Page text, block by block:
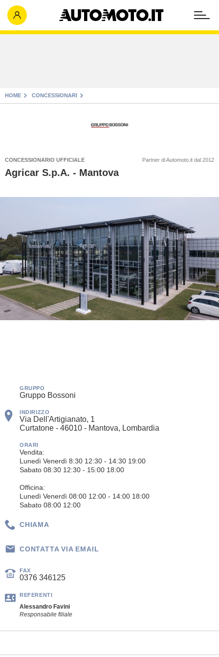
HOME CONCESSIONARI
CONCESSIONARIO UFFICIALE Partner di Automoto.it dal 2012
Agricar S.p.A. - Mantova
GRUPPO
Gruppo Bossoni
INDIRIZZO
Via Dell'Artigianato, 1
Curtatone - 46010 - Mantova, Lombardia
ORARI
Vendita:
Lunedì Venerdì 8:30 12:30 - 14:30 19:00
Sabato 08:30 12:30 - 15:00 18:00
Officina:
Lunedì Venerdì 08:00 12:00 - 14:00 18:00
Sabato 08:00 12:00
CHIAMA
CONTATTA VIA EMAIL
FAX
0376 346125
REFERENTI
Alessandro Favini
Responsabile filiale